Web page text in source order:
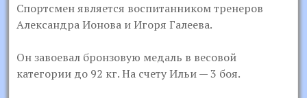
Спортсмен является воспитанником тренеров
Александра Ионова и Игоря Галеева.
Он завоевал бронзовую медаль в весовой
категории до 92 кг. На счету Ильи — 3 боя.